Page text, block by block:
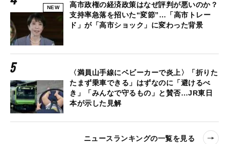
NEW
高市政権の経済政策はなぜ評判が悪いのか？
支持率急落を招いた“変節”…「高市トレー
ド」が「高市ショック」に変わった背景
〈満員山手線にベビーカーで炎上〉「折りた
たまず乗車できる」はずなのに「避けるべ
き」「みんなで守るもの」と賛否…JR東日
本が示した見解
ニュースランキングの一覧を見る